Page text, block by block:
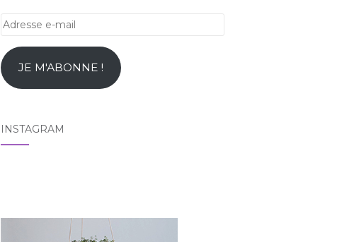
Adresse
mailJE M'ABONNE !
INSTAGRAM